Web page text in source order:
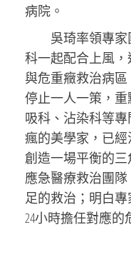
病院。
吳琦率領專
科一起配合上風
與危重癥救治病
停止一人一策，
吸科、沾染科等
瘋的美學家，已
創造一場平衡的
應急醫療救治團
足的救治；明白專
24小時擔任對應的